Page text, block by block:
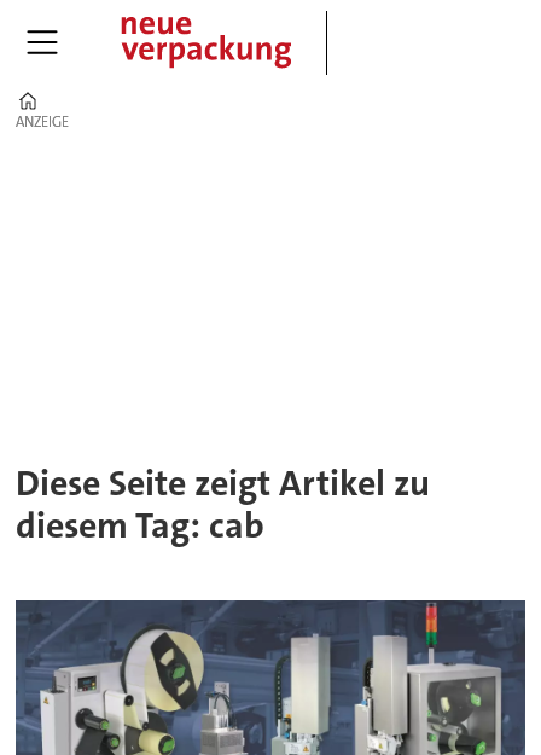
ANZEIGE
ANZEIGE
Diese Seite zeigt Artikel zu
diesem Tag: cab